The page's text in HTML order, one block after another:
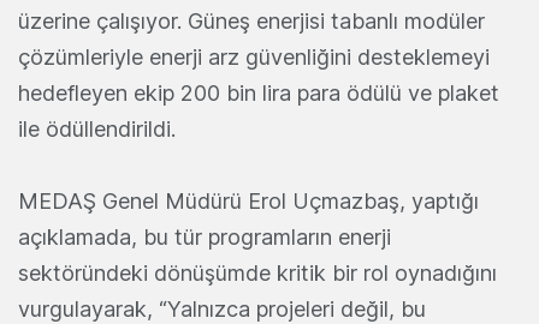
üzerine çalışıyor. Güneş enerjisi tabanlı modüler
çözümleriyle enerji arz güvenliğini desteklemeyi
hedefleyen ekip 200 bin lira para ödülü ve plaket
ile ödüllendirildi.
MEDAŞ Genel Müdürü Erol Uçmazbaş, yaptığı
açıklamada, bu tür programların enerji
sektöründeki dönüşümde kritik bir rol oynadığını
vurgulayarak, “Yalnızca projeleri değil, bu